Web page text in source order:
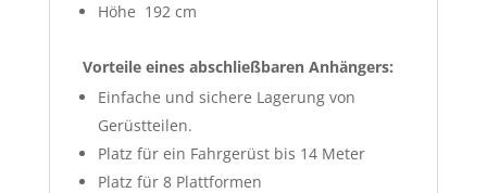
Höhe 192 cm
Vorteile eines abschließbaren Anhängers:
Einfache und sichere Lagerung von
Gerüstteilen.
Platz für ein Fahrgerüst bis 14 Meter
Platz für 8 Plattformen